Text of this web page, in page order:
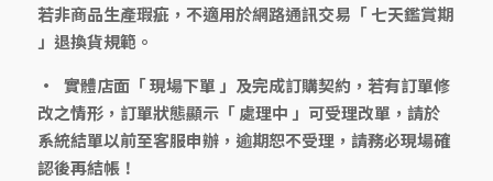
若非商品生產瑕疵，不適用於網路通訊交易「 七天鑑賞期
」退換貨規範。
實體店面 「 現場下單 」及完成訂購契約 ，若有訂單修
改之情形，訂單狀態顯示 「 處理中 」可受理改單 ，請於
系統結單以前至客服申辦，逾期恕不受理，請務必現場確
認後再結帳！